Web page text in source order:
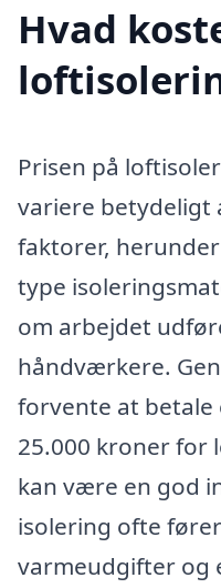
Hvad
Prisen på
variere
faktorer,
type
om arbejdet
håndværkere.
forvente at betale
25.000 kroner for
kan være en god
isolering ofte
varmeudgifter og